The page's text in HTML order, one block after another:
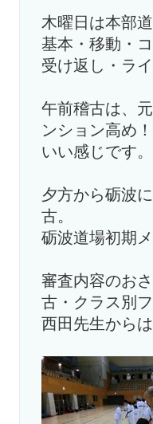
木曜日は本部
基本・移動・
受け返し・ラ
午前稽古は、
ンション高め！
いい感じです。
夕方から砺波
古。
砺波道場初期
審査内容のお
古・クラス別
西田先生から